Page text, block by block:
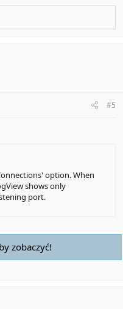
#5
option. When
shows only
port.
zobaczyć!